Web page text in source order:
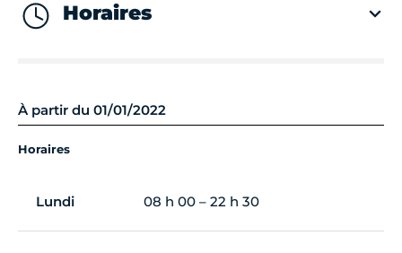
Horaires
À partir du 01/01/2022
Horaires
Lundi 08 h 00 – 22 h 30